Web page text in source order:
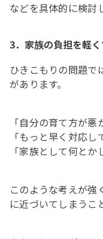
などを具体的に検討
3．家族の負担を軽く
ひきこもりの問題で
があります。
「自分の育て方が悪
「もっと早く対応
「家族として何とか
このような考えが強
に近づいてしまうこ